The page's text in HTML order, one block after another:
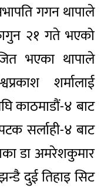
गगन थापाले
२१ गते भएको
भएका थापाले
शर्मालाई
काठमाडौं-४ बाट
सर्लाही-४ बाट
डा अमरेशकुमार
दुई तिहाइ सिट